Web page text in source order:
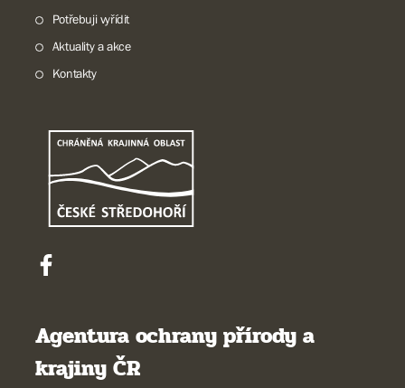
Potřebuji vyřídit
Aktuality a akce
Kontakty
Agentura ochrany přírody a
krajiny ČR